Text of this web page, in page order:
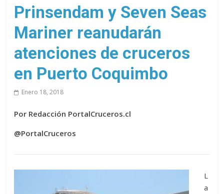
de
cruceros
en
un
solo
Prinsendam y Seven Seas
Mariner reanudarán
atenciones de cruceros
en Puerto Coquimbo
Enero 18, 2018
Por Redacción PortalCruceros.cl
@PortalCruceros
L
a